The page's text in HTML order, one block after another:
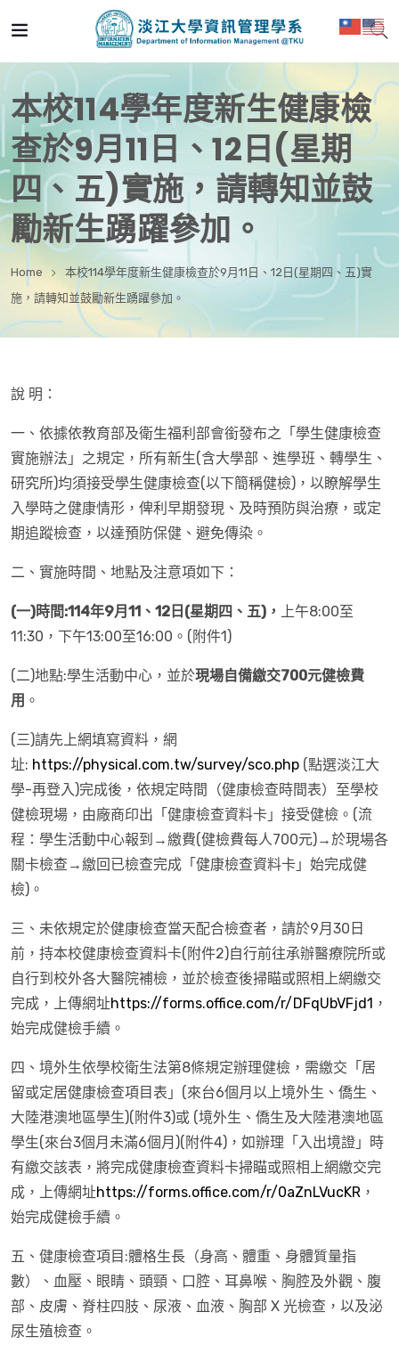
本校114學年度新生健康檢
查於9月11日、12日(星期
四、五)實施，請轉知並鼓
勵新生踴躍參加。
Home
本校114學年度新生健康檢查於9月11日、12日(星期四、五)實
施，請轉知並鼓勵新生踴躍參加。
說 明：
一、依據依教育部及衛生福利部會銜發布之「學生健康檢查
實施辦法」之規定，所有新生(含大學部、進學班、轉學生、
研究所)均須接受學生健康檢查(以下簡稱健檢)，以瞭解學生
入學時之健康情形，俾利早期發現、及時預防與治療，或定
期追蹤檢查，以達預防保健、避免傳染。
二、實施時間、地點及注意項如下：
(一)時間:114年9月11、12日(星期四、五)， 上午8:00至
11:30，下午13:00至16:00。(附件1)
(二)地點:學生活動中心，並於現場自備繳交700元健檢費
用 。
(三)請先上網填寫資料，網
址: https://physical.com.tw/survey/sco.php (點選淡江大
學-再登入)完成後，依規定時間（健康檢查時間表）至學校
健檢現場，由廠商印出「健康檢查資料卡」接受健檢。(流
程：學生活動中心報到→繳費(健檢費每人700元)→於現場各
關卡檢查→繳回已檢查完成「健康檢查資料卡」始完成健
檢)。
三、未依規定於健康檢查當天配合檢查者，請於9月30日
前，持本校健康檢查資料卡(附件2)自行前往承辦醫療院所或
自行到校外各大醫院補檢，並於檢查後掃瞄或照相上網繳交
完成，上傳網址https://forms.office.com/r/DFqUbVFjd1 ，
始完成健檢手續。
四、境外生依學校衛生法第8條規定辦理健檢，需繳交「居
留或定居健康檢查項目表」(來台6個月以上境外生、僑生、
大陸港澳地區學生)(附件3)或 (境外生、僑生及大陸港澳地區
學生(來台3個月未滿6個月)(附件4)，如辦理「入出境證」時
有繳交該表，將完成健康檢查資料卡掃瞄或照相上網繳交完
成，上傳網址https://forms.office.com/r/0aZnLVucKR ，
始完成健檢手續。
五、健康檢查項目:體格生長（身高、體重、身體質量指
數）、血壓、眼睛、頭頸、口腔、耳鼻喉、胸腔及外觀、腹
部、皮膚、脊柱四肢、尿液、血液、胸部 X 光檢查，以及泌
尿生殖檢查。